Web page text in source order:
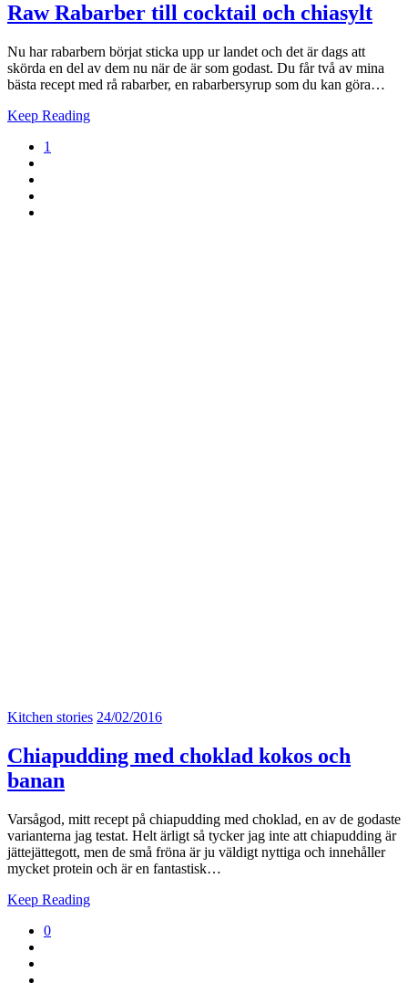
Raw Rabarber till cocktail och chiasylt
Nu har rabarbern börjat sticka upp ur landet och det är dags att
skörda en del av dem nu när de är som godast. Du får två av mina
bästa recept med rå rabarber, en rabarbersyrup som du kan göra…
Keep Reading
1
Kitchen stories 24/02/2016
Chiapudding med choklad kokos och
banan
Varsågod, mitt recept på chiapudding med choklad, en av de godaste
varianterna jag testat. Helt ärligt så tycker jag inte att chiapudding är
jättejättegott, men de små fröna är ju väldigt nyttiga och innehåller
mycket protein och är en fantastisk…
Keep Reading
0